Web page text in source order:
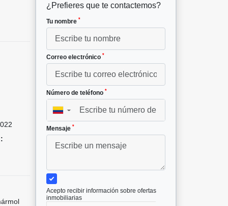
¿Prefieres que te contactemos?
Tu nombre *
Correo electrónico *
Número de teléfono *
▼
Mensaje *
Acepto recibir información sobre ofertas
inmobiliarias